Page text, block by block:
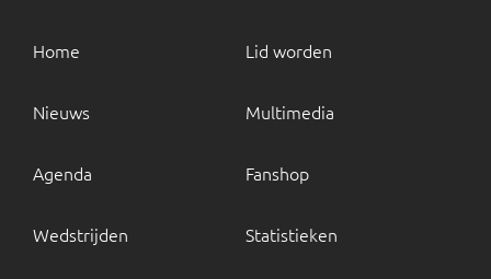
Home
Nieuws
Agenda
Wedstrijden
Lid worden
Multimedia
Fanshop
Statistieken